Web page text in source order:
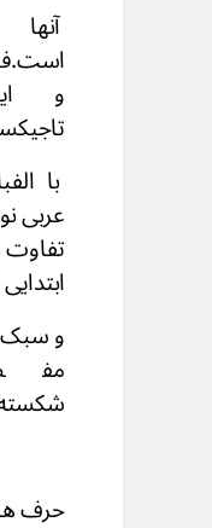
است.
و
با
عربی
و سبک
حرف